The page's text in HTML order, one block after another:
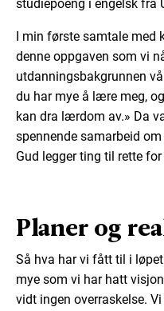
studiepoeng i engelsk fra
I min første samtale med
denne oppgaven som vi
utdanningsbakgrunnen
du har mye å lære meg,
kan dra lærdom av.» Da
spennende samarbeid
Gud legger ting til rette for
Planer og
Så hva har vi fått til i
mye som vi har hatt
vidt ingen overraskelse.